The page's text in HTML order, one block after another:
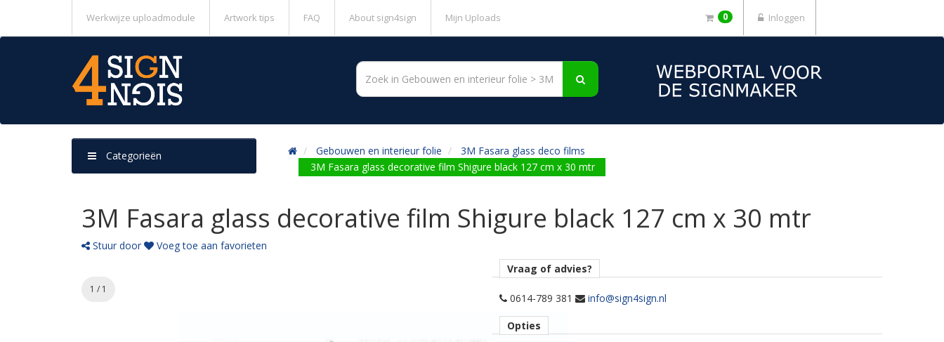
Werkwijze uploadmodule Artwork tips FAQ About sign4sign Mijn Uploads 0 Inloggen
Gebouwen en interieur folie
3M Fasara glass deco films
3M Fasara glass decorative film Shigure black 127 cm x 30 mtr
Categorieën
3M Fasara glass decorative film Shigure black 127 cm x 30 mtr
Stuur door Voeg toe aan favorieten
1 / 1
Vraag of advies?
0614-789 381 info@sign4sign.nl
Opties